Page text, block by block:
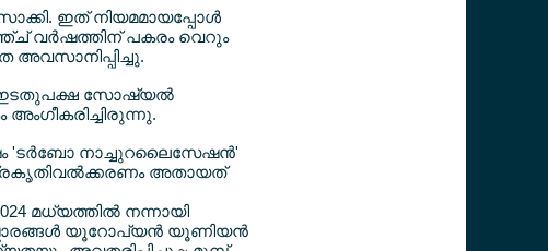
ഇത് നിയമമായപ്പോള്‍
വര്‍ഷത്തിന് പകരം വെറും
സോഷ്യല്‍
'ടര്‍ബോ നാച്ചുറലൈസേഷന്‍'
പ്രകൃതിവല്‍ക്കരണം അതായത്
മധ്യത്തില്‍ നന്നായി
യൂറോപ്യന്‍ യൂണിയന്‍